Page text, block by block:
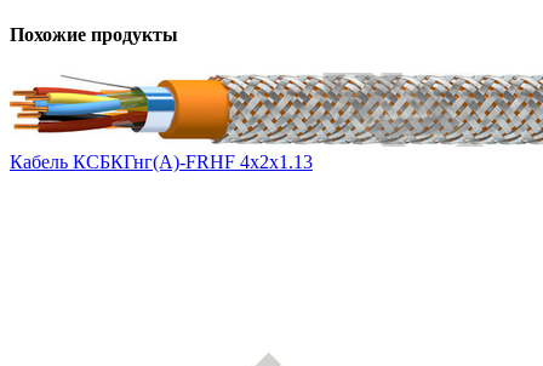
Похожие продукты
Кабель КСБКГнг(А)-FRHF 4х2х1.13